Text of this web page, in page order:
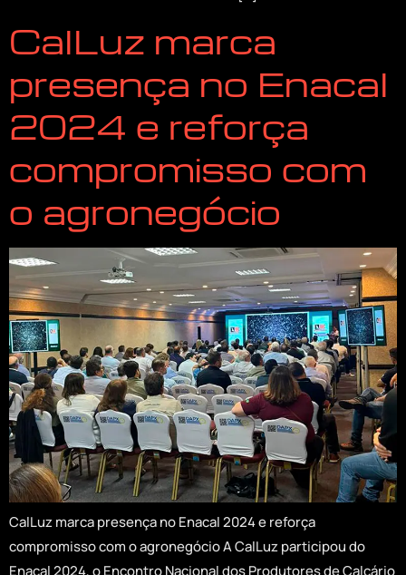
CalLuz marca
presença no Enacal
2024 e reforça
compromisso com
o agronegócio
CalLuz marca presença no Enacal 2024 e reforça
compromisso com o agronegócio A CalLuz participou do
Enacal 2024, o Encontro Nacional dos Produtores de Calcário